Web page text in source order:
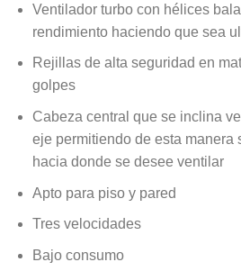
Ventilador turbo con hélices
rendimiento haciendo que sea
Rejillas de alta seguridad en
golpes
Cabeza central que se inclina
eje permitiendo de esta manera
hacia donde se desee ventilar
Apto para piso y pared
Tres velocidades
Bajo consumo